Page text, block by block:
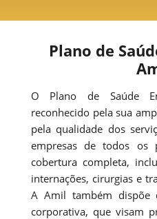
Plano de
O Plano de Saúde
reconhecido pela sua
pela qualidade dos
empresas de todos os
cobertura completa,
internações, cirurgias e
A Amil também dispõe
corporativa, que visam